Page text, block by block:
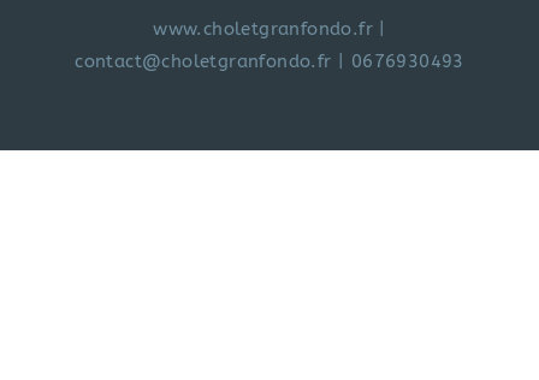
www.choletgranfondo.fr
contact@choletgranfondo.fr | 0676930493